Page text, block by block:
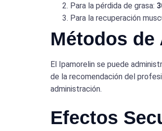
Para la pérdida de grasa:
Para la recuperación
Métodos
El Ipamorelin se puede
de la recomendación del
administración.
Efectos